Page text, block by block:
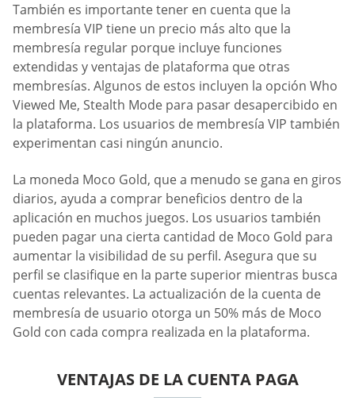
También es importante tener en cuenta que la
membresía VIP tiene un precio más alto que la
membresía regular porque incluye funciones
extendidas y ventajas de plataforma que otras
membresías. Algunos de estos incluyen la opción Who
Viewed Me, Stealth Mode para pasar desapercibido en
la plataforma. Los usuarios de membresía VIP también
experimentan casi ningún anuncio.
La moneda Moco Gold, que a menudo se gana en giros
diarios, ayuda a comprar beneficios dentro de la
aplicación en muchos juegos. Los usuarios también
pueden pagar una cierta cantidad de Moco Gold para
aumentar la visibilidad de su perfil. Asegura que su
perfil se clasifique en la parte superior mientras busca
cuentas relevantes. La actualización de la cuenta de
membresía de usuario otorga un 50% más de Moco
Gold con cada compra realizada en la plataforma.
VENTAJAS DE LA CUENTA PAGA